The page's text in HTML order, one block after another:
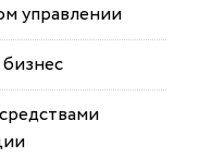
управлении